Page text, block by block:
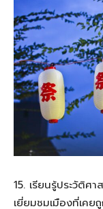
15. เรียนรู้ประวัติศ
เยี่ยมชมเมืองที่เค